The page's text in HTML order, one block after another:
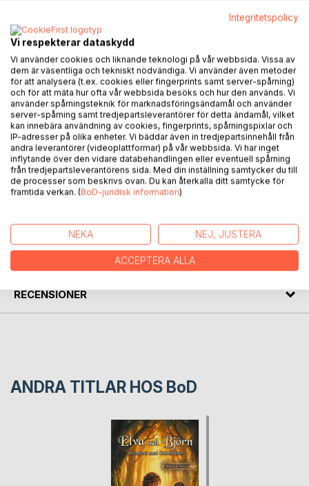
du råkar
träffa Bilajn är förvirring ditt bästa vapen. Barkråttan är
ungefär som
en skalbagge; helt omöjlig att tämja. Dubbleraren måste du
se upp
med så att du bokstavligen inte ser dubbelt och Xna trivs
bäst i
fotosyntetiska sammanhang. Skulle du ha tur och få lära
känna en
Stoner kan du stiga in i oändlighetens landskap.
Här får du veta mer om väsen du aldrig sett men som ändå
finns.
FÖRFATTARE
KOMMENTARER I PRESSEN
RECENSIONER
ANDRA TITLAR HOS BoD
Integritetspolicy
Vi respekterar dataskydd
Vi använder cookies och liknande teknologi på vår webbsida. Vissa av
dem är väsentliga och tekniskt nödvändiga. Vi använder även metoder
för att analysera (t.ex. cookies eller fingerprints samt server-spårning)
och för att mäta hur ofta vår webbsida besöks och hur den används. Vi
använder spårningsteknik för marknadsföringsändamål och använder
server-spårning samt tredjepartsleverantörer för detta ändamål, vilket
kan innebära användning av cookies, fingerprints, spårningspixlar och
IP-adresser på olika enheter. Vi bäddar även in tredjepartsinnehåll från
andra leverantörer (videoplattformar) på vår webbsida. Vi har inget
inflytande över den vidare databehandlingen eller eventuell spårning
från tredjepartsleverantörens sida. Med din inställning samtycker du till
de processer som beskrivs ovan. Du kan återkalla ditt samtycke för
framtida verkan. (BoD-juridisk information)
NEKA NEJ, JUSTERA
ACCEPTERA ALLA